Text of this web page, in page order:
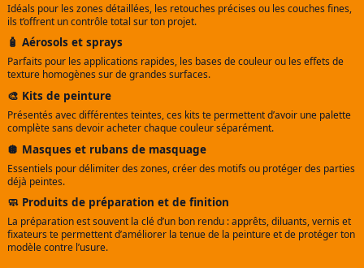
Idéals pour les zones détaillées, les retouches précises ou les couches fines,
ils t’offrent un contrôle total sur ton projet.
🧴 Aérosols et sprays
Parfaits pour les applications rapides, les bases de couleur ou les effets de
texture homogènes sur de grandes surfaces.
🎨 Kits de peinture
Présentés avec différentes teintes, ces kits te permettent d’avoir une palette
complète sans devoir acheter chaque couleur séparément.
🪩 Masques et rubans de masquage
Essentiels pour délimiter des zones, créer des motifs ou protéger des parties
déjà peintes.
🧼 Produits de préparation et de finition
La préparation est souvent la clé d’un bon rendu : apprêts, diluants, vernis et
fixateurs te permettent d’améliorer la tenue de la peinture et de protéger ton
modèle contre l’usure.